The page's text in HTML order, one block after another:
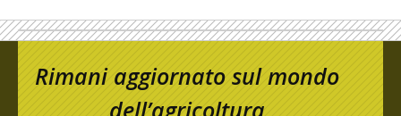
Rimani aggiornato sul mondo